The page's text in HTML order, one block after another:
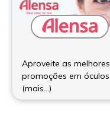
Aproveite as melhores
promoções em óculos
(mais…)